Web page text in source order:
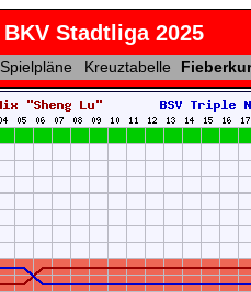
BKV Stadtliga 2025
Spielpläne Kreuztabelle